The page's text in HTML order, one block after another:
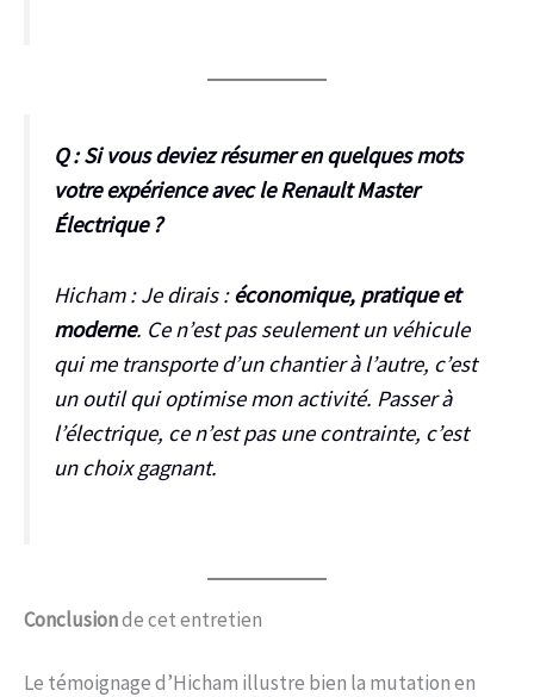
Q : Si vous deviez résumer en quelques mots
votre expérience avec le Renault Master
Électrique ?
Hicham :Je dirais :économique, pratique et
moderne. Ce n’est pas seulement un véhicule
qui me transporte d’un chantier à l’autre, c’est
un outil qui optimise mon activité. Passer à
l’électrique, ce n’est pas une contrainte, c’est
un choix gagnant.
Conclusionde cet entretien
Le témoignage d’Hicham illustre bien la mutation en